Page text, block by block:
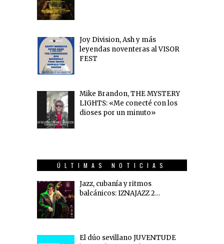
Joy Division, Ash y más
leyendas noventeras al VISOR
FEST
Mike Brandon, THE MYSTERY
LIGHTS: «Me conecté con los
dioses por un minuto»
ÚLTIMAS NOTICIAS
Jazz, cubanía y ritmos
balcánicos: IZNAJAZZ 2…
El dúo sevillano JUVENTUDE